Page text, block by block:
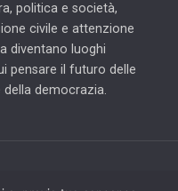
politica e società,
civile e attenzione
diventano luoghi
pensare il futuro delle
democrazia.